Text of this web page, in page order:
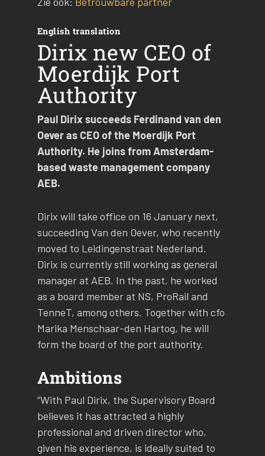
English translation
Dirix new CEO of
Moerdijk Port
Authority
Paul Dirix succeeds Ferdinand van den
Oever as CEO of the Moerdijk Port
Authority. He joins from Amsterdam-
based waste management company
AEB.
Dirix will take office on 16 January next,
succeeding Van den Oever, who recently
moved to Leidingenstraat Nederland.
Dirix is currently still working as general
manager at AEB. In the past, he worked
as a board member at NS, ProRail and
TenneT, among others. Together with cfo
Marika Menschaar-den Hartog, he will
form the board of the port authority.
Ambitions
“With Paul Dirix, the Supervisory Board
believes it has attracted a highly
professional and driven director who,
given his experience, is ideally suited to